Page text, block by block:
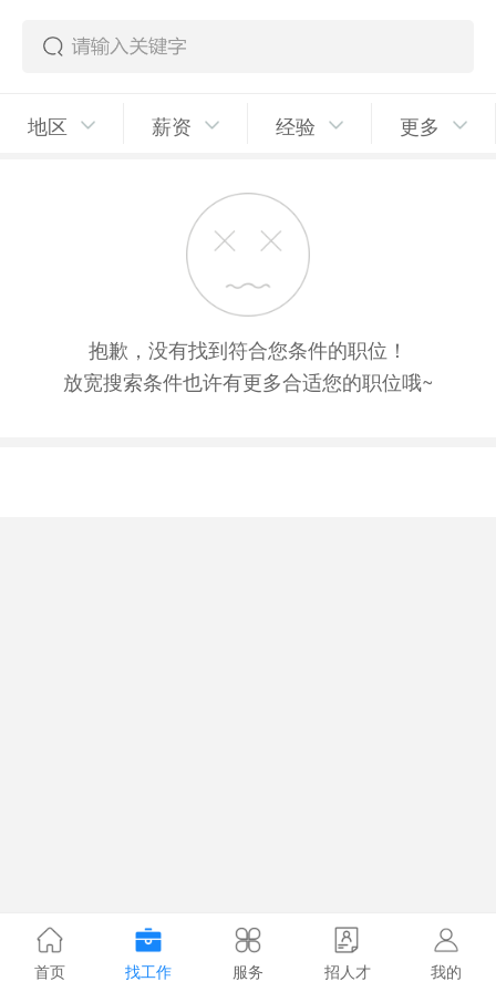
地区 薪资 经验 更多
抱歉，没有找到符合您条件的职位！
放宽搜索条件也许有更多合适您的职位哦~
首页 找工作 服务 招人才 我的